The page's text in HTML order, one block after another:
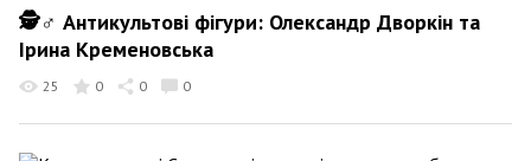
🕵️♂️ Антикультові фігури: Олександр Дворкін та
Ірина Кременовська
25 0 0 0